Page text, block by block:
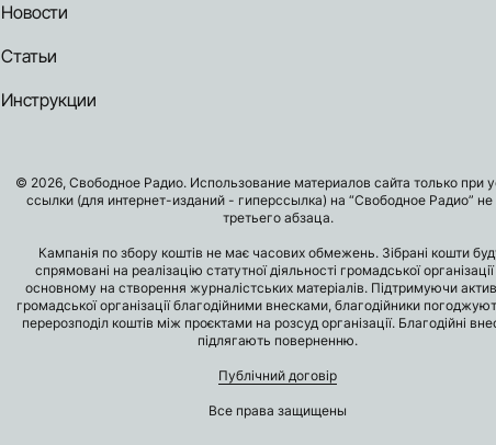
Новости
Статьи
Инструкции
© 2026, Свободное Радио. Использование материалов сайта только при
ссылки (для интернет-изданий - гиперссылка) на “Свободное Радио”
третьего абзаца.
Кампанія по збору коштів не має часових обмежень. Зібрані кошти
спрямовані на реалізацію статутної діяльності громадської
основному на створення журналістських матеріалів. Підтримуючи
громадської організації благодійними внесками, благодійники
перерозподіл коштів між проєктами на розсуд організації. Благодійні
підлягають поверненню.
Публічний договір
Все права защищены